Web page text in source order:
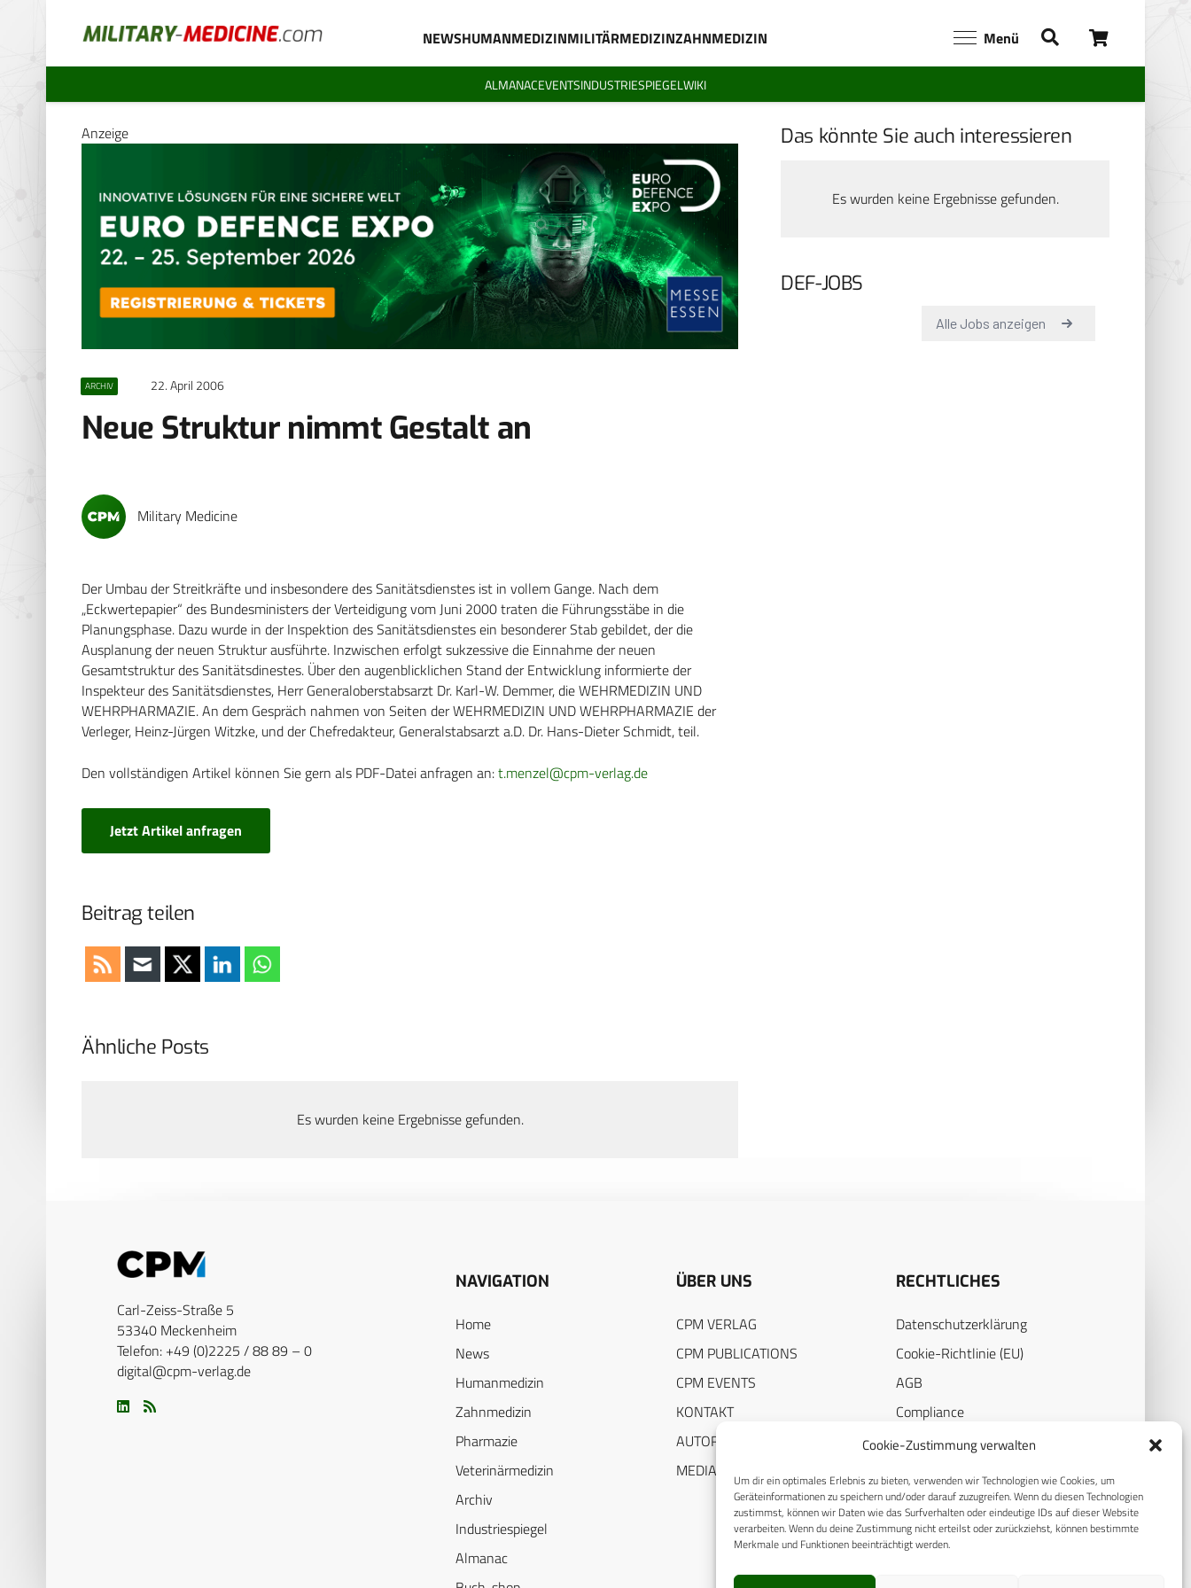
Cookie-Zustimmung verwalten
Um dir ein optimales Erlebnis zu bieten, verwenden wir Technologien wie Cookies, um
Geräteinformationen zu speichern und/oder darauf zuzugreifen. Wenn du diesen Technologien
zustimmst, können wir Daten wie das Surfverhalten oder eindeutige IDs auf dieser Website
verarbeiten. Wenn du deine Zustimmung nicht erteilst oder zurückziehst, können bestimmte
Merkmale und Funktionen beeinträchtigt werden.
NEWSHUMANMEDIZINMILITÄRMEDIZINZAHNMEDIZIN Menü
ALMANACEVENTSINDUSTRIESPIEGELWIKI
Anzeige
ARCHIV 22. April 2006
Neue Struktur nimmt Gestalt an
Military Medicine
Der Umbau der Streitkräfte und insbesondere des Sanitätsdienstes ist in vollem Gange. Nach dem
„Eckwertepapier“ des Bundesministers der Verteidigung vom Juni 2000 traten die Führungsstäbe in die
Planungsphase. Dazu wurde in der Inspektion des Sanitätsdienstes ein besonderer Stab gebildet, der die
Ausplanung der neuen Struktur ausführte. Inzwischen erfolgt sukzessive die Einnahme der neuen
Gesamtstruktur des Sanitätsdinestes. Über den augenblicklichen Stand der Entwicklung informierte der
Inspekteur des Sanitätsdienstes, Herr Generaloberstabsarzt Dr. Karl-W. Demmer, die WEHRMEDIZIN UND
WEHRPHARMAZIE. An dem Gespräch nahmen von Seiten der WEHRMEDIZIN UND WEHRPHARMAZIE der
Verleger, Heinz-Jürgen Witzke, und der Chefredakteur, Generalstabsarzt a.D. Dr. Hans-Dieter Schmidt, teil.
Den vollständigen Artikel können Sie gern als PDF-Datei anfragen an:t.menzel@cpm-verlag.de
Jetzt Artikel anfragen
Beitrag teilen
Das könnte Sie auch interessieren
Es wurden keine Ergebnisse gefunden.
DEF-JOBS
Ähnliche Posts
Es wurden keine Ergebnisse gefunden.
Carl-Zeiss-Straße 5
53340 Meckenheim
Telefon: +49 (0)2225 / 88 89 – 0
digital@cpm-verlag.de
NAVIGATION
Home
News
Humanmedizin
Zahnmedizin
Pharmazie
Veterinärmedizin
Archiv
Industriespiegel
Almanac
ÜBER UNS
CPM VERLAG
CPM PUBLICATIONS
CPM EVENTS
KONTAKT
AUTORENHINWEISE
MEDIADATEN
RECHTLICHES
Datenschutzerklärung
Cookie-Richtlinie (EU)
AGB
Compliance
Impressum